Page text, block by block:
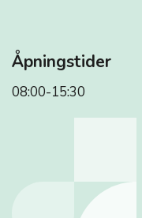
Åpningstider
08:00-15:30